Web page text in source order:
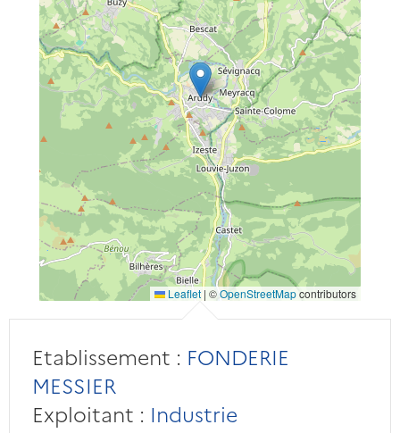
Leaflet | ©OpenStreetMapcontributors
Etablissement : FONDERIE
MESSIER
Exploitant : Industrie